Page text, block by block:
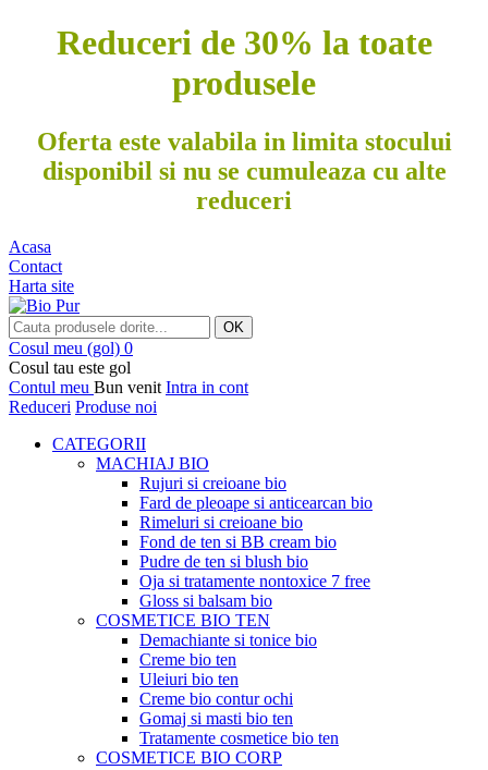
Reduceri de 30% la toate
produsele
Oferta este valabila in limita stocului
disponibil si nu se cumuleaza cu alte
reduceri
Acasa
Contact
Harta site
OK
Cosul meu (gol) 0
Cosul tau este gol
Contul meu Bun venit Intra in cont
Reduceri Produse noi
CATEGORII
MACHIAJ BIO
Rujuri si creioane bio
Fard de pleoape si anticearcan bio
Rimeluri si creioane bio
Fond de ten si BB cream bio
Pudre de ten si blush bio
Oja si tratamente nontoxice 7 free
Gloss si balsam bio
COSMETICE BIO TEN
Demachiante si tonice bio
Creme bio ten
Uleiuri bio ten
Creme bio contur ochi
Gomaj si masti bio ten
Tratamente cosmetice bio ten
COSMETICE BIO CORP